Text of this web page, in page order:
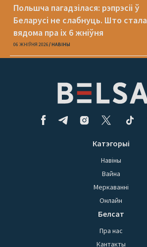
Польшча пагадзілася: рэпрэсіі ў
Беларусі не слабнуць. Што стала
вядома пра іх 6 жніўня
06 ЖНІЎНЯ 2026 НАВІНЫ
Катэгорыі
Навіны
Вайна
Меркаванні
Онлайн
Белсат
Пра нас
Кантакты